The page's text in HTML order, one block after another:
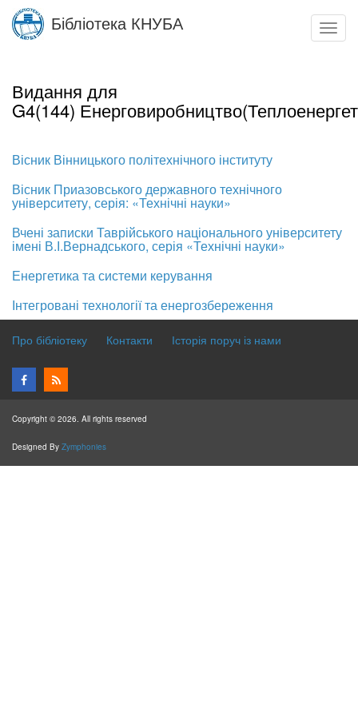
Skip
main
Бібліотека КНУБА
Видання для
G4(144)
Вісник Вінницького політехнічного інституту
Вісник Приазовського державного технічного
університету, серія: «Технічні науки»
Вчені записки Таврійського національного університету
імені В.І.Вернадського, серія «Технічні науки»
Енергетика та системи керування
Інтегровані технології та енергозбереження
Про бібліотеку Контакти Історія поруч із нами
Copyright © 2026. All rights reserved
Designed By Zymphonies